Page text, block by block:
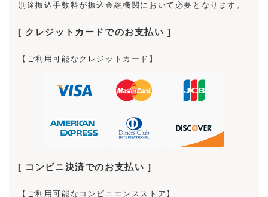
別途振込手数料が振込金融機関において必要となります。
クレジットカードでのお支払い
【ご利用可能なクレジットカード】
コンビニ決済でのお支払い
【ご利用可能なコンビニエンスストア】